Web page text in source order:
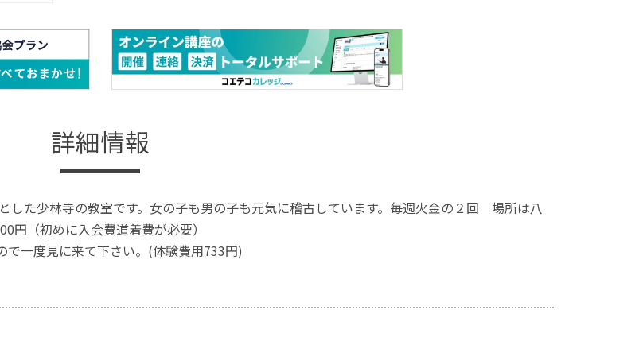
詳細情報
した少林寺の教室です。女の子も男の子も元気に稽古しています。毎週火金の２回 場所は八
円（初めに入会費道着費が必要）
で一度見に来て下さい。(体験費用733円)